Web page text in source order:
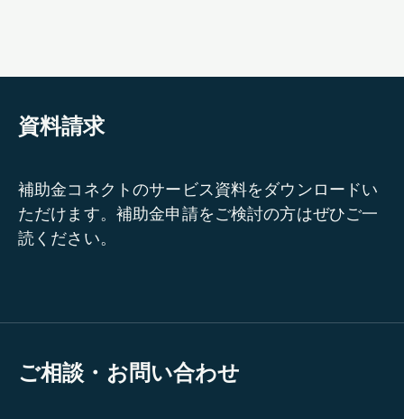
資料請求
補助金コネクトのサービス資料をダウンロードい
ただけます。補助金申請をご検討の方はぜひご一
読ください。
ご相談・お問い合わせ